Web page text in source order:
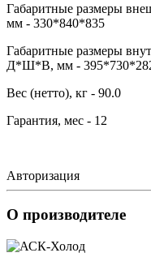
Габаритные размеры
мм - 330*840*835
Габаритные размеры
Д*Ш*В, мм -
Вес (нетто), кг - 90.0
Гарантия, мес - 12
Авторизация
О производителе